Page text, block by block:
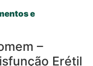
e
–
Erétil